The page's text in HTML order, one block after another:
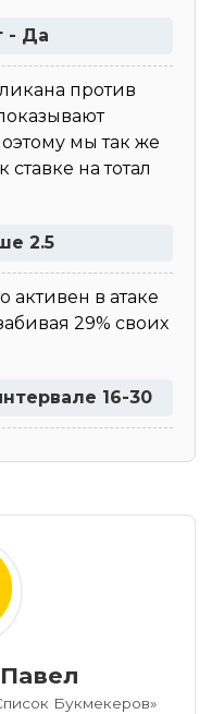
- Да
против
мы так же
на тотал
2.5
активен в атаке
29% своих
16-30
Букмекеров»